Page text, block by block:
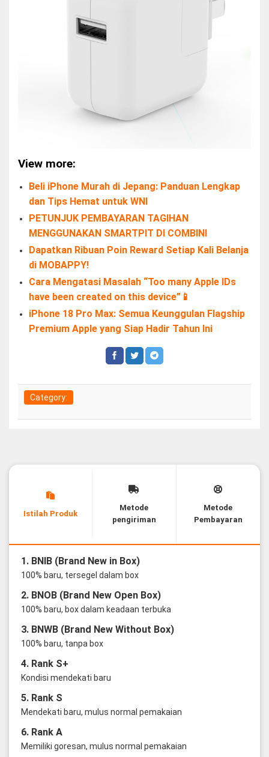
View more:
Beli iPhone Murah di Jepang: Panduan Lengkap
dan Tips Hemat untuk WNI
PETUNJUK PEMBAYARAN TAGIHAN
MENGGUNAKAN SMARTPIT DI COMBINI
Dapatkan Ribuan Poin Reward Setiap Kali Belanja
di MOBAPPY!
Cara Mengatasi Masalah “Too many Apple IDs
have been created on this device”📱
iPhone 18 Pro Max: Semua Keunggulan Flagship
Premium Apple yang Siap Hadir Tahun Ini
Category:
Istilah Produk
Metode
pengiriman
Metode
Pembayaran
1. BNIB (Brand New in Box)
100% baru, tersegel dalam box
2. BNOB (Brand New Open Box)
100% baru, box dalam keadaan terbuka
3. BNWB (Brand New Without Box)
100% baru, tanpa box
4. Rank S+
Kondisi mendekati baru
5. Rank S
Mendekati baru, mulus normal pemakaian
6. Rank A
Memiliki goresan, mulus normal pemakaian